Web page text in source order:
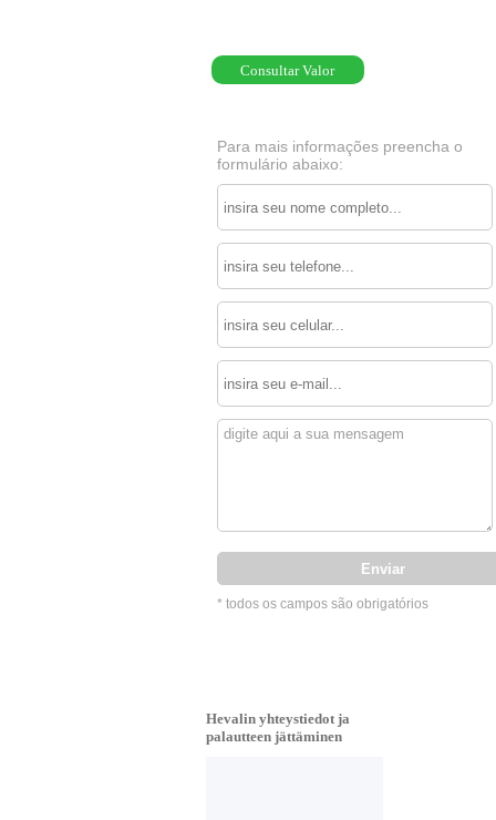
Consultar Valor
Para mais informações preencha o
formulário abaixo:
* todos os campos são obrigatórios
Hevalin yhteystiedot ja
palautteen jättäminen